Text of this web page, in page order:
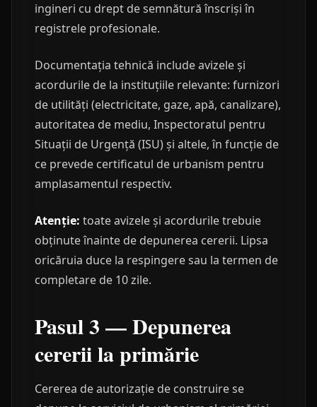
ingineri cu drept de semnătură înscriși în
registrele profesionale.
Documentația tehnică include avizele și
acordurile de la instituțiile relevante: furnizori
de utilități (electricitate, gaze, apă, canalizare),
autoritatea de mediu, Inspectoratul pentru
Situații de Urgență (ISU) și altele, în funcție de
ce prevede certificatul de urbanism pentru
amplasamentul respectiv.
Atenție: toate avizele și acordurile trebuie
obținute înainte de depunerea cererii. Lipsa
oricăruia duce la respingere sau la termen de
completare de 10 zile.
Pasul 3 — Depunerea
cererii la primărie
Cererea de autorizație de construire se